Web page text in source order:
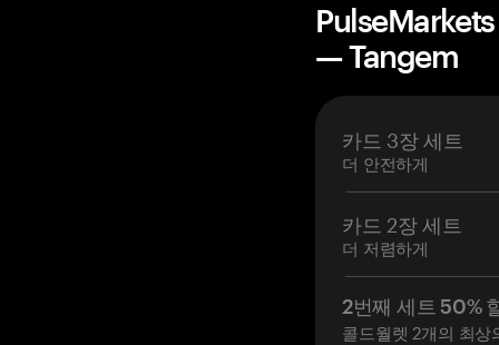
— Tangem
카드 3장 세트
더 안전하게
카드 2장 세트
더 저렴하게
2번째 세트 50%
콜드월렛 2개의 최상